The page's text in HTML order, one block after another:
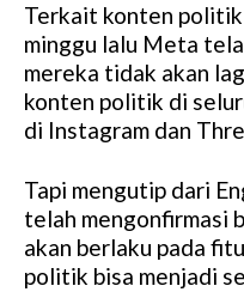
Terkait konten
minggu lalu Meta
mereka tidak akan
konten politik di
di Instagram dan
Tapi mengutip dari
telah mengonfirmasi
akan berlaku pada
politik bisa menjadi